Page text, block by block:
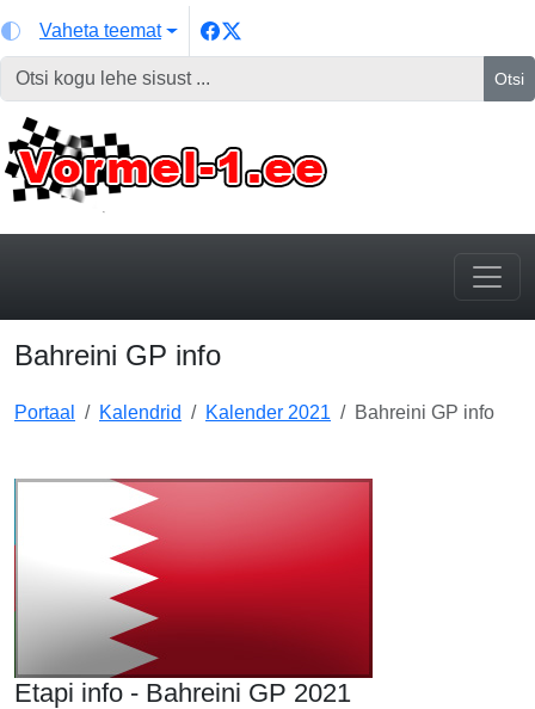
Vaheta teemat
Otsi
Bahreini GP info
Portaal Kalendrid Kalender 2021 Bahreini GP info
Etapi info - Bahreini GP 2021